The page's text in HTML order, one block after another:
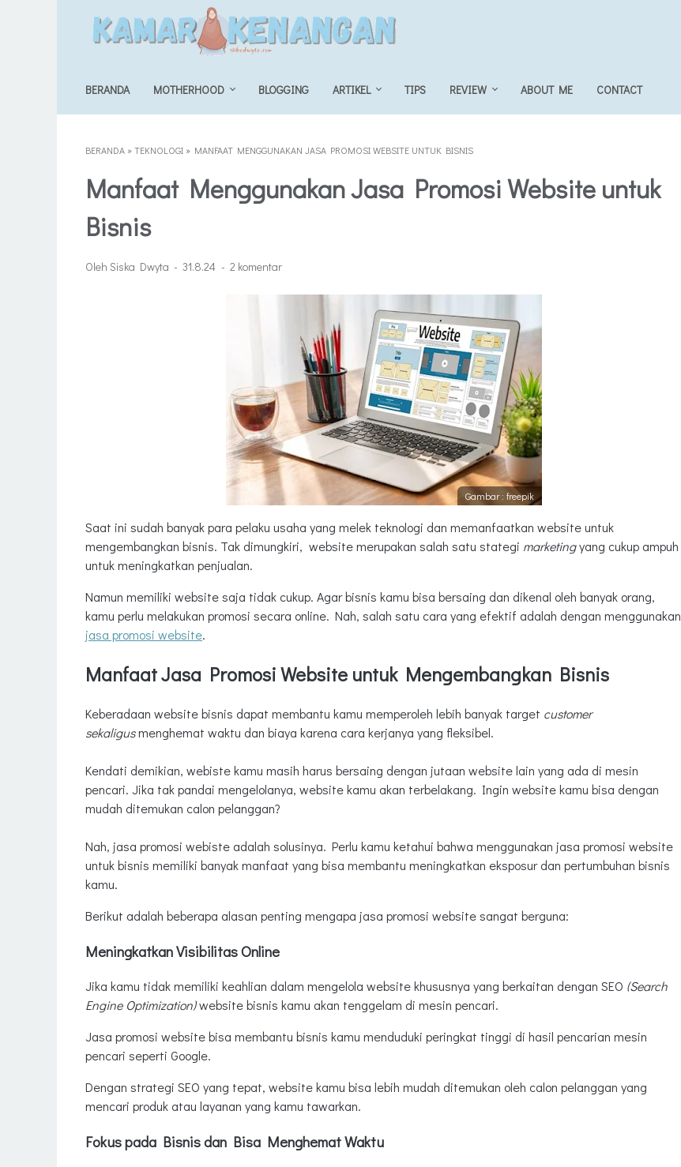
BERANDA MOTHERHOOD BLOGGING ARTIKEL TIPS REVIEW ABOUT ME CONTACT
BERANDA »TEKNOLOGI » MANFAAT MENGGUNAKAN JASA PROMOSI WEBSITE UNTUK BISNIS
Manfaat Menggunakan Jasa Promosi Website untuk
Bisnis
Oleh Siska Dwyta 31.8.24 2 komentar
Gambar : freepik
Saat ini sudah banyak para pelaku usaha yang melek teknologi dan memanfaatkan website untuk
mengembangkan bisnis. Tak dimungkiri, website merupakan salah satu stategi marketingyang cukup ampuh
untuk meningkatkan penjualan.
Namun memiliki website saja tidak cukup. Agar bisnis kamu bisa bersaing dan dikenal oleh banyak orang,
kamu perlu melakukan promosi secara online. Nah, salah satu cara yang efektif adalah dengan menggunakan
jasa promosi website.
Manfaat Jasa Promosi Website untuk Mengembangkan Bisnis
Keberadaan website bisnis dapat membantu kamu memperoleh lebih banyak target customer
sekaligusmenghemat waktu dan biaya karena cara kerjanya yang fleksibel.
Kendati demikian, webiste kamu masih harus bersaing dengan jutaan website lain yang ada di mesin
pencari. Jika tak pandai mengelolanya, website kamu akan terbelakang. Ingin website kamu bisa dengan
mudah ditemukan calon pelanggan?
Nah, jasa promosi webiste adalah solusinya. Perlu kamu ketahui bahwa menggunakan jasa promosi website
untuk bisnis memiliki banyak manfaat yang bisa membantu meningkatkan eksposur dan pertumbuhan bisnis
kamu.
Berikut adalah beberapa alasan penting mengapa jasa promosi website sangat berguna:
Meningkatkan Visibilitas Online
Jika kamu tidak memiliki keahlian dalam mengelola website khususnya yang berkaitan dengan SEO (Search
Engine Optimization)website bisnis kamu akan tenggelam di mesin pencari.
Jasa promosi website bisa membantu bisnis kamu menduduki peringkat tinggi di hasil pencarian mesin
pencari seperti Google.
Dengan strategi SEO yang tepat, website kamu bisa lebih mudah ditemukan oleh calon pelanggan yang
mencari produk atau layanan yang kamu tawarkan.
Fokus pada Bisnis dan Bisa Menghemat Waktu